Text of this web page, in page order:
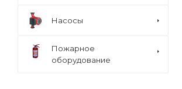
Насосы
Пожарное
оборудование